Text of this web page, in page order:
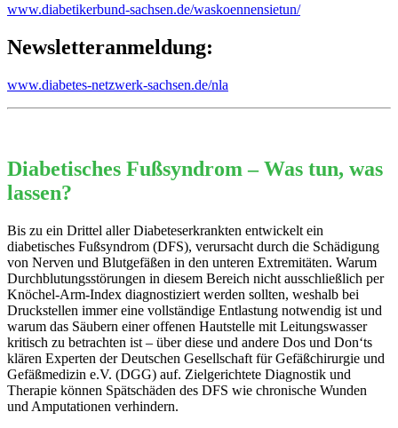
www.diabetikerbund-sachsen.de/waskoennensietun/
Newsletteranmeldung:
www.diabetes-netzwerk-sachsen.de/nla
Diabetisches Fußsyndrom – Was tun, was
lassen?
Bis zu ein Drittel aller Diabeteserkrankten entwickelt ein
diabetisches Fußsyndrom (DFS), verursacht durch die Schädigung
von Nerven und Blutgefäßen in den unteren Extremitäten. Warum
Durchblutungsstörungen in diesem Bereich nicht ausschließlich per
Knöchel-Arm-Index diagnostiziert werden sollten, weshalb bei
Druckstellen immer eine vollständige Entlastung notwendig ist und
warum das Säubern einer offenen Hautstelle mit Leitungswasser
kritisch zu betrachten ist – über diese und andere Dos und Don‘ts
klären Experten der Deutschen Gesellschaft für Gefäßchirurgie und
Gefäßmedizin e.V. (DGG) auf. Zielgerichtete Diagnostik und
Therapie können Spätschäden des DFS wie chronische Wunden
und Amputationen verhindern.